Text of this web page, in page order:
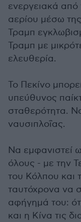
ενεργειακά από
αερίου μέσω
Τραμπ
Τραμπ με
ελευθερία.
Το Πεκίνο
υπεύθυνος
σταθερότητα.
ναυσιπλοΐας.
Να εμφανιστεί
όλους - με την
του Κόλπου και
ταυτόχρονα να
αφήγημά του:
και η Κίνα τις